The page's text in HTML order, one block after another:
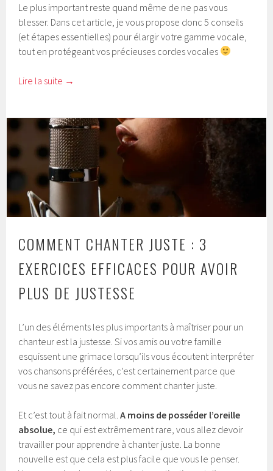
Le plus important reste quand même de ne pas vous
blesser. Dans cet article, je vous propose donc 5 conseils
(et étapes essentielles) pour élargir votre gamme vocale,
tout en protégeant vos précieuses cordes vocales
Lire la suite →
COMMENT CHANTER JUSTE : 3
EXERCICES EFFICACES POUR AVOIR
PLUS DE JUSTESSE
L’un des éléments les plus importants à maîtriser pour un
chanteur est la justesse. Si vos amis ou votre famille
esquissent une grimace lorsqu’ils vous écoutent interpréter
vos chansons préférées, c’est certainement parce que
vous ne savez pas encore comment chanter juste.
Et c’est tout à fait normal.A moins de posséder l’oreille
absolue, ce qui est extrêmement rare, vous allez devoir
travailler pour apprendre à chanter juste. La bonne
nouvelle est que cela est plus facile que vous le penser.